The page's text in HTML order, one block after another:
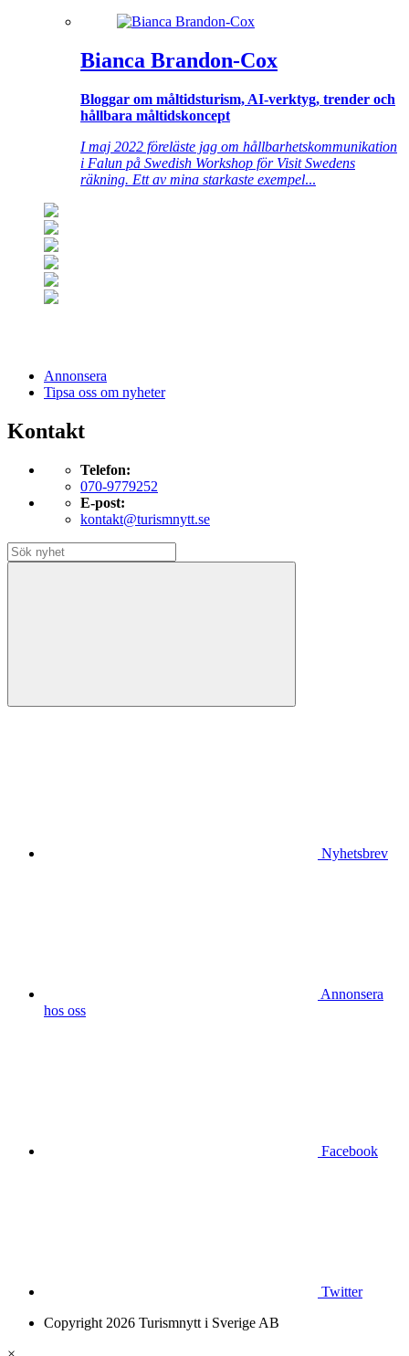
Bianca Brandon-Cox
Bloggar om måltidsturism, AI-verktyg, trender och
hållbara måltidskoncept
I maj 2022 föreläste jag om hållbarhetskommunikation
i Falun på Swedish Workshop för Visit Swedens
räkning. Ett av mina starkaste exempel...
Annonsera
Tipsa oss om nyheter
Kontakt
Telefon:
070-9779252
E-post:
kontakt@turismnytt.se
Nyhetsbrev
Annonsera
hos oss
Facebook
Twitter
Copyright 2026 Turismnytt i Sverige AB